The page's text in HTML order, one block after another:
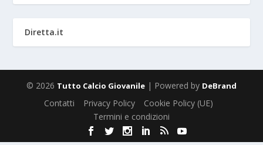
Diretta.it
© 2026 Tutto Calcio Giovanile | Powered by DeBrand
Contatti Privacy Policy
Cookie Policy (UE)
Termini e condizioni